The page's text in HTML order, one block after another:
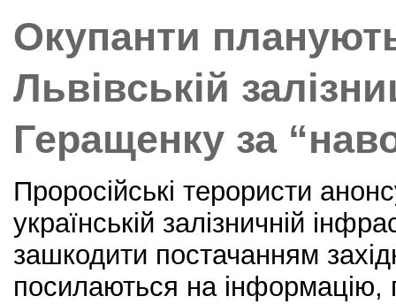
k
Окупанти
Львівській
Геращенку за
Проросійські терористи
українській залізничній
зашкодити постачанням
посилаються на